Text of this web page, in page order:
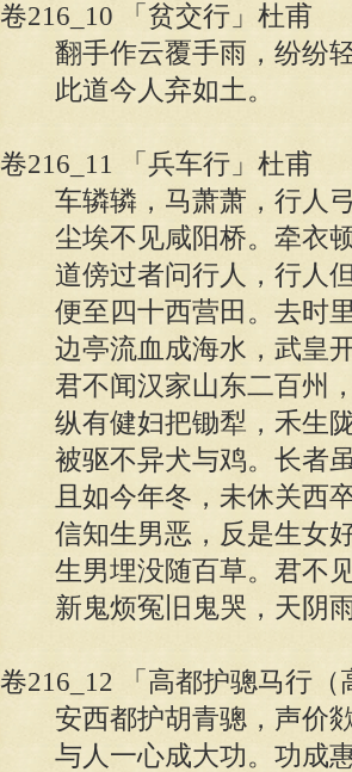
卷216_10 「贫交行」杜甫
翻手作云覆手雨，纷纷轻
此道今人弃如土。
卷216_11 「兵车行」杜甫
车辚辚，马萧萧，行人弓
尘埃不见咸阳桥。牵衣顿
道傍过者问行人，行人但
便至四十西营田。去时里
边亭流血成海水，武皇
君不闻汉家山东二百州，
纵有健妇把锄犁，禾生陇
被驱不异犬与鸡。长者虽
且如今年冬，未休关西卒
信知生男恶，反是生女好
生男埋没随百草。君不见
新鬼烦冤旧鬼哭，天阴
卷216_12 「高都护骢马行
安西都护胡青骢，声价欻
与人一心成大功。功成惠